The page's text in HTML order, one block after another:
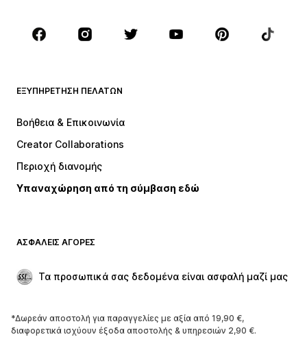
Αξεσουάρ
Premium
ΝΕΑ
Μπλούζες
Μπουφάν
Εσώρουχα
Παλτό
Φούστες
Περιστάσεις
Aποκλειστικά
ΠΑΠΟΎΤΣΙΑ
ΕΞΥΠΗΡΈΤΗΣΗ ΠΕΛΑΤΏΝ
Βοήθεια & Επικοινωνία
Creator Collaborations
Περιοχή διανομής
Υπαναχώρηση από τη σύμβαση εδώ
ΑΣΦΑΛΕΊΣ ΑΓΟΡΈΣ
Τα προσωπικά σας δεδομένα είναι ασφαλή μαζί μας
*Δωρεάν αποστολή για παραγγελίες με αξία από 19,90 €,
διαφορετικά ισχύουν έξοδα αποστολής & υπηρεσιών 2,90 €.